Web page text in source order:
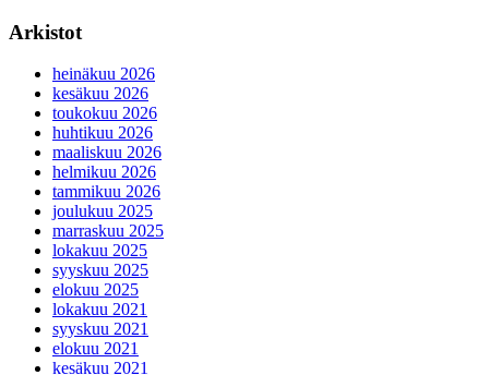
Arkistot
heinäkuu 2026
kesäkuu 2026
toukokuu 2026
huhtikuu 2026
maaliskuu 2026
helmikuu 2026
tammikuu 2026
joulukuu 2025
marraskuu 2025
lokakuu 2025
syyskuu 2025
elokuu 2025
lokakuu 2021
syyskuu 2021
elokuu 2021
kesäkuu 2021